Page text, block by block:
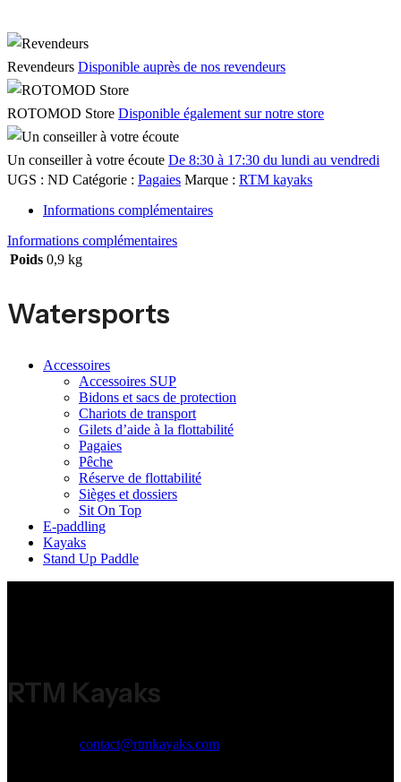
Revendeurs Disponible auprès de nos revendeurs
ROTOMOD Store Disponible également sur notre store
Un conseiller à votre écoute De 8:30 à 17:30 du lundi au vendredi
UGS : ND Catégorie : Pagaies Marque : RTM kayaks
Informations complémentaires
Informations complémentaires
Poids 0,9 kg
Watersports
Accessoires
Accessoires SUP
Bidons et sacs de protection
Chariots de transport
Gilets d’aide à la flottabilité
Pagaies
Pêche
Réserve de flottabilité
Sièges et dossiers
Sit On Top
E-paddling
Kayaks
Stand Up Paddle
RTM Kayaks
contact@rtmkayaks.com